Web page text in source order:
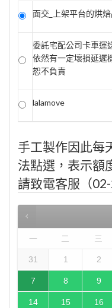
面交_上架平台的烘
委託宅配公司卡車運
依然有一定壞損延遲
恕不負責
lalamove
手工製作因此每
法點選，表示額
請致電客服（
一 二 三
31 1 2
7 8 9
14 15 16